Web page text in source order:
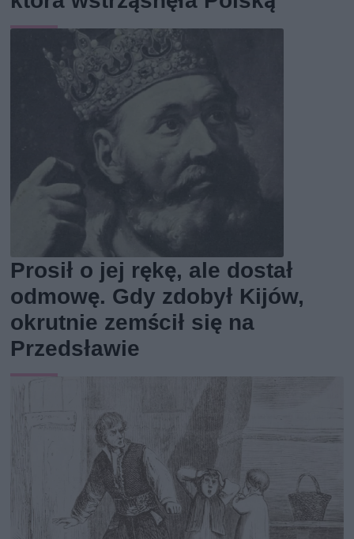
Prosił o jej rękę, ale dostał
odmowę. Gdy zdobył Kijów,
okrutnie zemścił się na
Przedsławie